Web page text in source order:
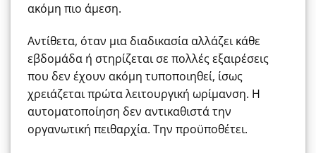
ακόμη πιο άμεση.
Αντίθετα, όταν μια διαδικασία αλλάζει κάθε
εβδομάδα ή στηρίζεται σε πολλές εξαιρέσεις
που δεν έχουν ακόμη τυποποιηθεί, ίσως
χρειάζεται πρώτα λειτουργική ωρίμανση. Η
αυτοματοποίηση δεν αντικαθιστά την
οργανωτική πειθαρχία. Την προϋποθέτει.